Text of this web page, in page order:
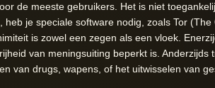
de meeste gebruikers. Het is niet
je speciale software nodig, zoals Tor
is zowel een zegen als een vloek.
van meningsuiting beperkt is. Anderzijds
van drugs, wapens, of het uitwisselen van